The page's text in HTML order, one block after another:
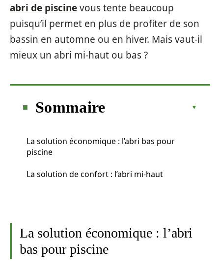
abri de piscinevous tente beaucoup
puisqu’il permet en plus de profiter de son
bassin en automne ou en hiver. Mais vaut-il
mieux un abri mi-haut ou bas ?
Sommaire
La solution économique : l’abri bas pour
piscine
La solution de confort : l’abri mi-haut
La solution économique : l’abri
bas pour piscine